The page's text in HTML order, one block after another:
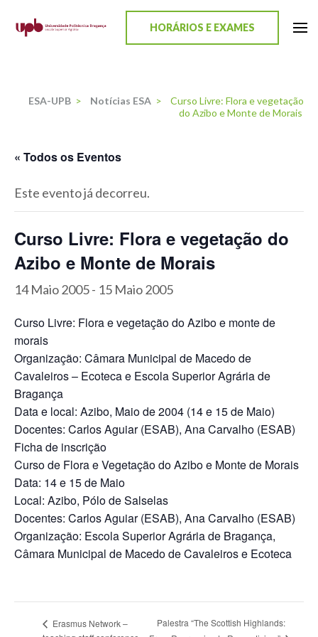
HORÁRIOS E EXAMES
ESA-UPB > Notícias ESA >
Curso Livre: Flora e vegetação
do Azibo e Monte de Morais
« Todos os Eventos
Este evento já decorreu.
Curso Livre: Flora e vegetação do
Azibo e Monte de Morais
14 Maio 2005- 15 Maio 2005
Curso Livre: Flora e vegetação do Azibo e monte de
morais
Organização: Câmara Municipal de Macedo de
Cavaleiros – Ecoteca e Escola Superior Agrária de
Bragança
Data e local: Azibo, Maio de 2004 (14 e 15 de Maio)
Docentes: Carlos Aguiar (ESAB), Ana Carvalho (ESAB)
Ficha de inscrição
Curso de Flora e Vegetação do Azibo e Monte de Morais
Data: 14 e 15 de Maio
Local: Azibo, Pólo de Salselas
Docentes: Carlos Aguiar (ESAB), Ana Carvalho (ESAB)
Organização: Escola Superior Agrária de Bragança,
Câmara Municipal de Macedo de Cavaleiros e Ecoteca
Erasmus Network –
Palestra “The Scottish Highlands: